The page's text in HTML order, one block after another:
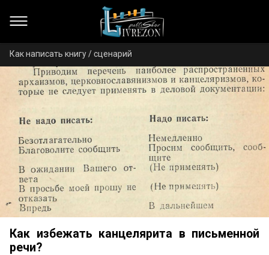
Как написать книгу / сценарий
Как избежать канцелярита в письменной
речи?